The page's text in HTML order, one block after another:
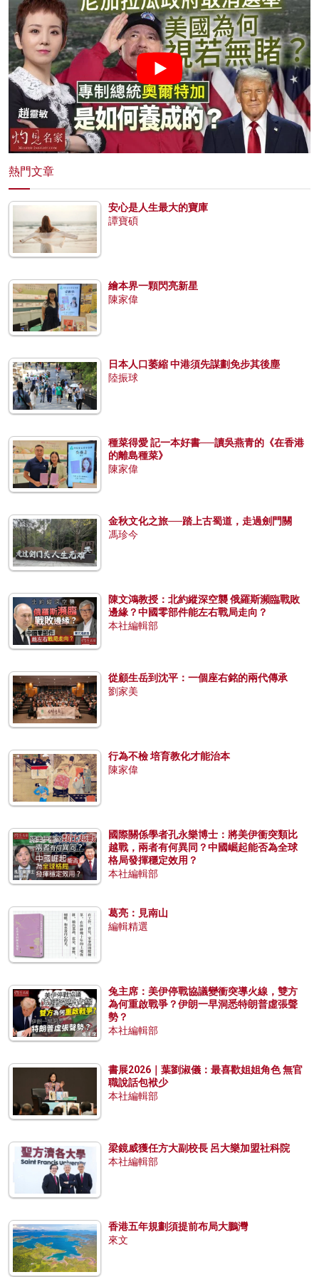
熱門文章
安心是人生最大的寶庫
譚寶碩
繪本界一顆閃亮新星
陳家偉
日本人口萎縮 中港須先謀劃免步其後塵
陸振球
種菜得愛 記一本好書──讀吳燕青的《在香港
的離島種菜》
陳家偉
金秋文化之旅──踏上古蜀道，走過劍門關
馮珍今
陳文鴻教授：北約縱深空襲 俄羅斯瀕臨戰敗
邊緣？中國零部件能左右戰局走向？
本社編輯部
從顧生岳到沈平：一個座右銘的兩代傳承
劉家美
行為不檢 培育教化才能治本
陳家偉
國際關係學者孔永樂博士：將美伊衝突類比
越戰，兩者有何異同？中國崛起能否為全球
格局發揮穩定效用？
本社編輯部
葛亮：見南山
編輯精選
兔主席：美伊停戰協議變衝突導火線，雙方
為何重啟戰爭？伊朗一早洞悉特朗普虛張聲
勢？
本社編輯部
書展2026｜葉劉淑儀：最喜歡姐姐角色 無官
職說話包袱少
本社編輯部
梁鏡威獲任方大副校長 呂大樂加盟社科院
本社編輯部
香港五年規劃須提前布局大鵬灣
來文